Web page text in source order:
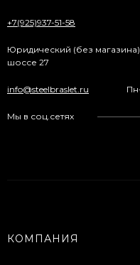
+7(925)937-51-58
Юридический (без
шоссе 27
info@steelbraslet.ru
Мы в соц.сетях
КОМПАНИЯ